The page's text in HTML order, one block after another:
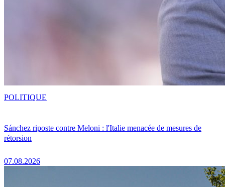
Sánchez riposte contre Meloni : l'Italie menacée de mesures de
rétorsion
07.08.2026
POLITIQUE